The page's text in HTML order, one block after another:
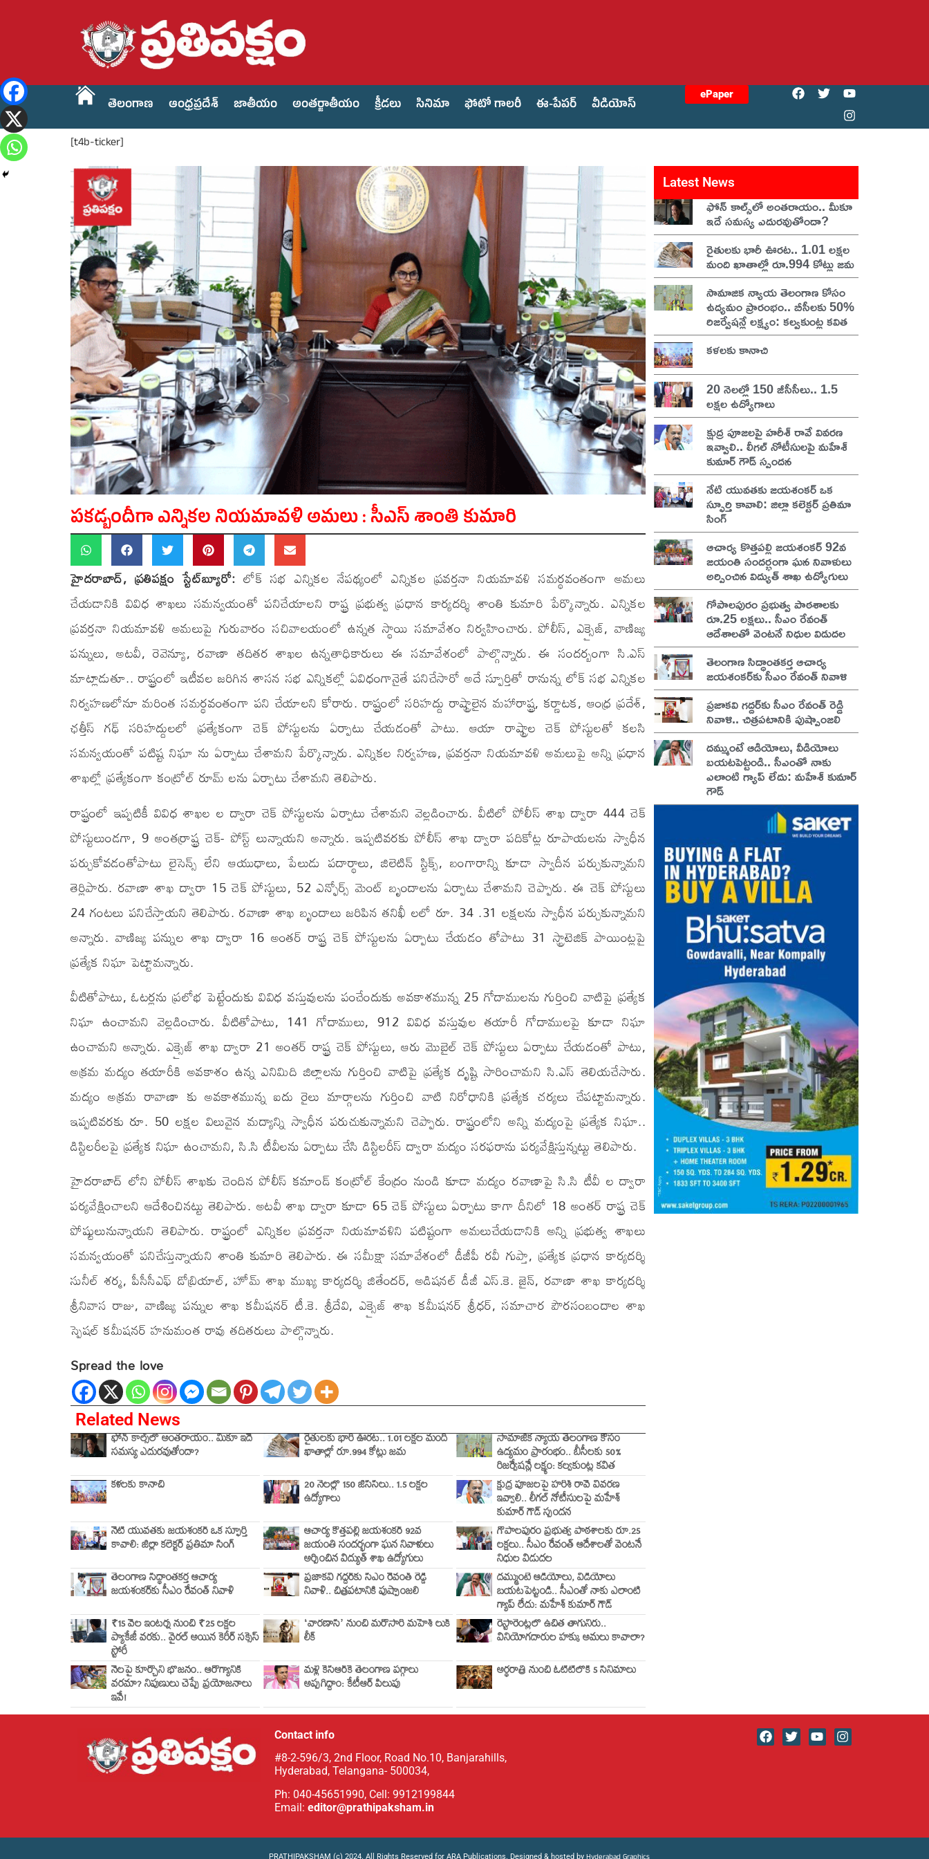
తెలంగాణ ఆంధ్రప్రదేశ్ జాతీయం అంతర్జాతీయం క్రీడలు సినిమా ఫోటో గాలరీ ఈ-పేపర్ వీడియోస్
ePaper
[t4b-ticker]
పకడ్బందీగా ఎన్నికల నియమావళి అమలు : సీఎస్ శాంతి కుమారి
హైదరాబాద్, ప్రతిపక్షం స్టేట్​బ్యూరో: లోక్ సభ ఎన్నికల నేపథ్యంలో ఎన్నికల ప్రవర్తనా నియమావళి సమర్థవంతంగా అమలు
చేయడానికి వివిధ శాఖలు సమన్వయంతో పనిచేయాలని రాష్ట్ర ప్రభుత్వ ప్రధాన కార్యదర్శి శాంతి కుమారి పేర్కొన్నారు. ఎన్నికల
ప్రవర్తనా నియమావళి అమలుపై గురువారం సచివాలయంలో ఉన్నత స్థాయి సమావేశం నిర్వహించారు. పోలీస్, ఎక్సైజ్, వాణిజ్య
పన్నులు, అటవీ, రెవెన్యూ, రవాణా తదితర శాఖల ఉన్నతాధికారులు ఈ సమావేశంలో పాల్గొన్నారు. ఈ సందర్బంగా సి.ఎస్
మాట్లాడుతూ.. రాష్ట్రంలో ఇటీవల జరిగిన శాసన సభ ఎన్నికల్లో ఏవిధంగానైతే పనిచేసారో అదే స్పూర్తితో రానున్న లోక్ సభ ఎన్నికల
నిర్వహణలోనూ మరింత సమర్థవంతంగా పని చేయాలని కోరారు. రాష్ట్రంలో సరిహద్దు రాష్ట్రాలైన మహారాష్ట్ర, కర్ణాటక, ఆంధ్ర ప్రదేశ్,
ఛత్తీస్ గఢ్ సరిహద్దులలో ప్రత్యేకంగా చెక్ పోస్టులను ఏర్పాటు చేయడంతో పాటు. ఆయా రాష్ట్రాల చెక్ పోస్టులతో కలసి
సమన్వయంతో పటిష్ట నిఘా ను ఏర్పాటు చేశామని పేర్కొన్నారు. ఎన్నికల నిర్వహణ, ప్రవర్తనా నియమావళి అమలుపై అన్ని ప్రధాన
శాఖల్లో ప్రత్యేకంగా కంట్రోల్ రూమ్ లను ఏర్పాటు చేశామని తెలిపారు.
రాష్ట్రంలో ఇప్పటికీ వివిధ శాఖల ల ద్వారా చెక్ పోస్టులను ఏర్పాటు చేశామని వెల్లడించారు. వీటిలో పోలీస్ శాఖ ద్వారా 444 చెక్
పోస్టులుండగా, 9 అంతర్రాష్ట్ర చెక్- పోస్ట్ లున్నాయని అన్నారు. ఇప్పటివరకు పోలీస్ శాఖ ద్వారా పదికోట్ల రూపాయలను స్వాధీన
పర్చుకోవడంతోపాటు లైసెన్స్ లేని ఆయుధాలు, పేలుడు పదార్థాలు, జిలెటిన్ స్టిక్స్, బంగారాన్ని కూడా స్వాదీన పర్చుకున్నామని
తెర్లిపారు. రవాణా శాఖ ద్వారా 15 చెక్ పోస్టులు, 52 ఎన్ఫోర్స్ మెంట్ బృందాలను ఏర్పాటు చేశామని చెప్పారు. ఈ చెక్ పోస్టులు
24 గంటలు పనిచేస్తాయని తెలిపారు. రవాణా శాఖ బృందాలు జరిపిన తనిఖీ లలో రూ. 34 .31 లక్షలను స్వాధీన పర్చుకున్నామని
అన్నారు. వాణిజ్య పన్నుల శాఖ ద్వారా 16 అంతర్ రాష్ట్ర చెక్ పోస్టులను ఏర్పాటు చేయడం తోపాటు 31 స్ట్రాటెజిక్ పాయింట్లపై
ప్రత్యేక నిఘా పెట్టామన్నారు.
వీటితోపాటు, ఓటర్లను ప్రలోభ పెట్టేందుకు వివిధ వస్తువులను పంచేందుకు అవకాశమున్న 25 గోదాములను గుర్తించి వాటిపై ప్రత్యేక
నిఘా ఉంచామని వెల్లడించారు. వీటితోపాటు, 141 గోదాములు, 912 వివిధ వస్తువుల తయారీ గోదాములపై కూడా నిఘా
ఉంచామని అన్నారు. ఎక్సైజ్ శాఖ ద్వారా 21 అంతర్ రాష్ట్ర చెక్ పోస్టులు, ఆరు మొబైల్ చెక్ పోస్టులు ఏర్పాటు చేయడంతో పాటు,
అక్రమ మద్యం తయారీకి అవకాశం ఉన్న ఎనిమిది జిల్లాలను గుర్తించి వాటిపై ప్రత్యేక దృష్టి సారించామని సి.ఎస్ తెలియచేసారు.
మద్యం అక్రమ రావాణా కు అవకాశమున్న ఐదు రైలు మార్గాలను గుర్తించి వాటి నిరోధానికి ప్రత్యేక చర్యలు చేపట్టామన్నారు.
ఇప్పటివరకు రూ. 50 లక్షల విలువైన మద్యాన్ని స్వాధీన పరుచుకున్నామని చెప్పారు. రాష్ట్రంలోని అన్ని మద్యంపై ప్రత్యేక నిఘా..
డిస్టిలరీలపై ప్రత్యేక నిఘా ఉంచామని, సి.సి టీవీలను ఏర్పాటు చేసి డిస్టిలరీస్ ద్వారా మద్యం సరఫరాను పర్యవేక్షిస్తున్నట్టు తెలిపారు.
హైదరాబాద్ లోని పోలీస్ శాఖకు చెందిన పోలీస్ కమాండ్ కంట్రోల్ కేంద్రం నుండి కూడా మద్యం రవాణాపై సి.సి టీవీ ల ద్వారా
పర్యవేక్షించాలని ఆదేశించినట్టు తెలిపారు. అటవీ శాఖ ద్వారా కూడా 65 చెక్ పోస్టులు ఏర్పాటు కాగా దీనిలో 18 అంతర్ రాష్ట్ర చెక్
పోష్టులునున్నాయని తెలిపారు. రాష్ట్రంలో ఎన్నికల ప్రవర్తనా నియమావళిని పటిష్టంగా అమలుచేయడానికి అన్ని ప్రభుత్వ శాఖలు
సమన్వయంతో పనిచేస్తున్నాయని శాంతి కుమారి తెలిపారు. ఈ సమీక్షా సమావేశంలో డీజీపీ రవీ గుప్తా, ప్రత్యేక ప్రధాన కార్యదర్శి
సునీల్ శర్మ, పీసీసీఎఫ్ డోబ్రియాల్, హోమ్ శాఖ ముఖ్య కార్యదర్శి జితేందర్, అడిషనల్ డీజీ ఎస్.కె. జైన్, రవాణా శాఖ కార్యదర్శి
శ్రీనివాస రాజు, వాణిజ్య పన్నుల శాఖ కమీషనర్ టీ.కె. శ్రీదేవి, ఎక్సైజ్ శాఖ కమీషనర్ శ్రీధర్, సమాచార పౌరసంబందాల శాఖ
స్పెషల్ కమీషనర్ హనుమంత రావు తదితరులు పాల్గొన్నారు.
Spread the love
Related News
ఫోన్ కాల్స్‌లో అంతరాయం.. మీకూ ఇదే
సమస్య ఎదురవుతోందా?
రైతులకు భారీ ఊరట.. 1.01 లక్షల మంది
ఖాతాల్లో రూ.994 కోట్లు జమ
సామాజిక న్యాయ తెలంగాణ కోసం
ఉద్యమం ప్రారంభం.. బీసీలకు 50%
రిజర్వేషన్లే లక్ష్యం: కల్వకుంట్ల కవిత
కళలకు కానాచి
20 నెలల్లో 150 జీసీసీలు.. 1.5 లక్షల
ఉద్యోగాలు
క్షుద్ర పూజలపై హరీశ్ రావే వివరణ
ఇవ్వాలి.. లీగల్ నోటీసులపై మహేశ్
కుమార్ గౌడ్ స్పందన
నేటి యువతకు జయశంకర్ ఒక స్ఫూర్తి
కావాలి: జిల్లా కలెక్టర్ ప్రతిమా సింగ్
ఆచార్య కొత్తపల్లి జయశంకర్ 92వ
జయంతి సందర్భంగా ఘన నివాళులు
అర్పించిన విద్యుత్ శాఖ ఉద్యోగులు
గోపాలపురం ప్రభుత్వ పాఠశాలకు రూ.25
లక్షలు.. సీఎం రేవంత్ ఆదేశాలతో వెంటనే
నిధుల విడుదల
తెలంగాణ సిద్ధాంతకర్త ఆచార్య
జయశంకర్‌కు సీఎం రేవంత్ నివాళి
ప్రజాకవి గద్దర్‌కు సీఎం రేవంత్ రెడ్డి
నివాళి.. చిత్రపటానికి పుష్పాంజలి
దమ్ముంటే ఆడియోలు, వీడియోలు
బయటపెట్టండి.. సీఎంతో నాకు ఎలాంటి
గ్యాప్ లేదు: మహేశ్ కుమార్ గౌడ్
₹15 వేల ఇంటర్న్ నుంచి ₹25 లక్షల
ప్యాకేజీ వరకు.. వైరల్ అయిన కెరీర్ సక్సెస్
స్టోరీ
‘వారణాసి’ నుంచి మరోసారి మహేశ్ లుక్
లీక్
రెస్టారెంట్లలో ఉచిత తాగునీరు..
వినియోగదారుల హక్కు అమలు కావాలా?
నేలపై కూర్చొని భోజనం.. ఆరోగ్యానికి
వరమా? నిపుణులు చెప్పే ప్రయోజనాలు
ఇవే!
మళ్లీ కేసీఆర్‌కే తెలంగాణ పగ్గాలు
అప్పగిద్దాం: కేటీఆర్ పిలుపు
అర్ధరాత్రి నుంచి ఓటీటీలోకి 5 సినిమాలు
Latest News
ఫోన్ కాల్స్‌లో అంతరాయం.. మీకూ
ఇదే సమస్య ఎదురవుతోందా?
రైతులకు భారీ ఊరట.. 1.01 లక్షల
మంది ఖాతాల్లో రూ.994 కోట్లు జమ
సామాజిక న్యాయ తెలంగాణ కోసం
ఉద్యమం ప్రారంభం.. బీసీలకు 50%
రిజర్వేషన్లే లక్ష్యం: కల్వకుంట్ల కవిత
కళలకు కానాచి
20 నెలల్లో 150 జీసీసీలు.. 1.5
లక్షల ఉద్యోగాలు
క్షుద్ర పూజలపై హరీశ్ రావే వివరణ
ఇవ్వాలి.. లీగల్ నోటీసులపై మహేశ్
కుమార్ గౌడ్ స్పందన
నేటి యువతకు జయశంకర్ ఒక
స్ఫూర్తి కావాలి: జిల్లా కలెక్టర్ ప్రతిమా
సింగ్
ఆచార్య కొత్తపల్లి జయశంకర్ 92వ
జయంతి సందర్భంగా ఘన నివాళులు
అర్పించిన విద్యుత్ శాఖ ఉద్యోగులు
గోపాలపురం ప్రభుత్వ పాఠశాలకు
రూ.25 లక్షలు.. సీఎం రేవంత్
ఆదేశాలతో వెంటనే నిధుల విడుదల
తెలంగాణ సిద్ధాంతకర్త ఆచార్య
జయశంకర్‌కు సీఎం రేవంత్ నివాళి
ప్రజాకవి గద్దర్‌కు సీఎం రేవంత్ రెడ్డి
నివాళి.. చిత్రపటానికి పుష్పాంజలి
దమ్ముంటే ఆడియోలు, వీడియోలు
బయటపెట్టండి.. సీఎంతో నాకు
ఎలాంటి గ్యాప్ లేదు: మహేశ్ కుమార్
గౌడ్
Contact info
#8-2-596/3, 2nd Floor, Road No.10, Banjarahills,
Hyderabad, Telangana- 500034,
Ph: 040-45651990, Cell: 9912199844
Email: editor@prathipaksham.in
PRATHIPAKSHAM (c) 2024. All Rights Reserved for ARA Publications. Designed & hosted by